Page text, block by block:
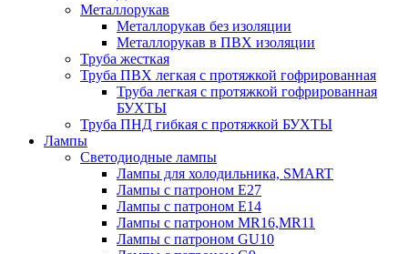
Металлорукав
Металлорукав без изоляции
Металлорукав в ПВХ изоляции
Труба жесткая
Труба ПВХ легкая с протяжкой гофрированная
Труба легкая с протяжкой гофрированная
БУХТЫ
Труба ПНД гибкая с протяжкой БУХТЫ
Лампы
Светодиодные лампы
Лампы для холодильника, SMART
Лампы с патроном E27
Лампы с патроном Е14
Лампы с патроном MR16,MR11
Лампы с патроном GU10